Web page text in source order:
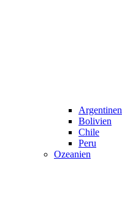
Argentinen
Bolivien
Chile
Peru
Ozeanien